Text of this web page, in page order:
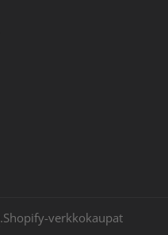
.Shopify-verkkokaupat